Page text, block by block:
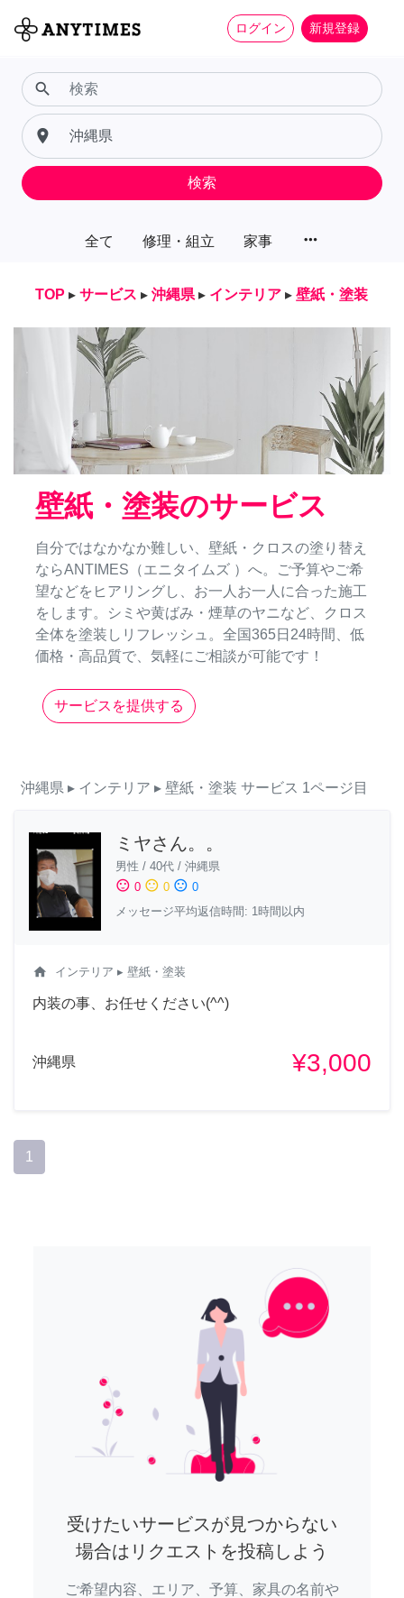
ログイン 新規登録
全て 修理・組立 家事 more_horiz
search
place
検索
TOP ▸ サービス ▸ 沖縄県 ▸ インテリア ▸ 壁紙・塗装
壁紙・塗装のサービス
自分ではなかなか難しい、壁紙・クロスの塗り替え
ならANTIMES（エニタイムズ ）へ。ご予算やご希
望などをヒアリングし、お一人お一人に合った施工
をします。シミや黄ばみ・煙草のヤニなど、クロス
全体を塗装しリフレッシュ。全国365日24時間、低
価格・高品質で、気軽にご相談が可能です！
サービスを提供する
沖縄県 ▸ インテリア ▸ 壁紙・塗装 サービス 1ページ目
ミヤさん。。
男性 / 40代 / 沖縄県
sentiment_satisfied 0 sentiment_neutral 0 sentiment_dissatisfied 0
メッセージ平均返信時間: 1時間以内
home インテリア ▸ 壁紙・塗装
内装の事、お任せください(^^)
沖縄県 ¥3,000
1
受けたいサービスが見つからない
場合はリクエストを投稿しよう
ご希望内容、エリア、予算、家具の名前や